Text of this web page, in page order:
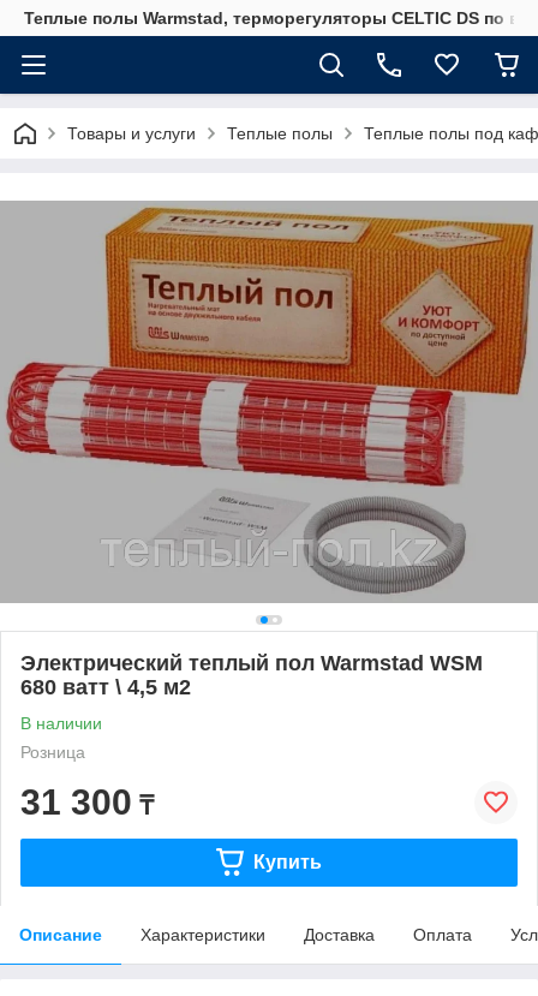
Теплые полы Warmstad, терморегуляторы CELTIC DS по
Товары и услуги Теплые полы Теплые полы под
Электрический теплый пол Warmstad WSM
680 ватт \ 4,5 м2
В наличии
Розница
31 300 ₸
Купить
Описание Характеристики Доставка Оплата